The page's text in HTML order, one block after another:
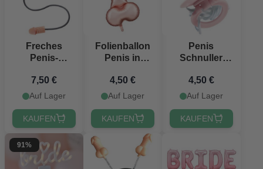
Freches
Penis-
7,50 €
Auf Lager
KAUFEN
Folienballon
Penis in
55,5x112 cm
4,50 €
Auf Lager
KAUFEN
Penis
Schnuller
4,50 €
Auf Lager
KAUFEN
91%